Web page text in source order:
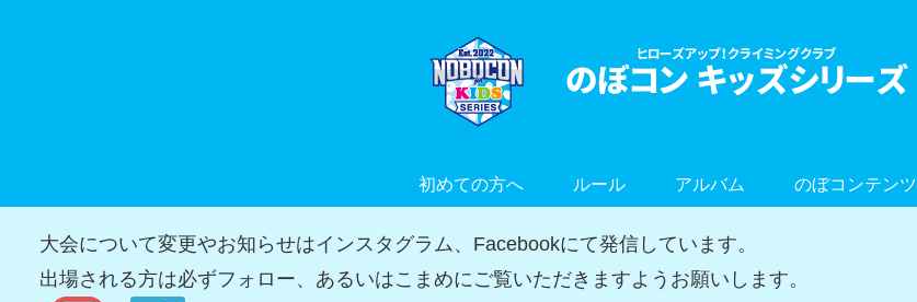
初めての方へ ルール アルバム のぼコンテンツ
大会について変更やお知らせはインスタグラム、Facebookにて発信しています。
出場される方は必ずフォロー、あるいはこまめにご覧いただきますようお願いします。